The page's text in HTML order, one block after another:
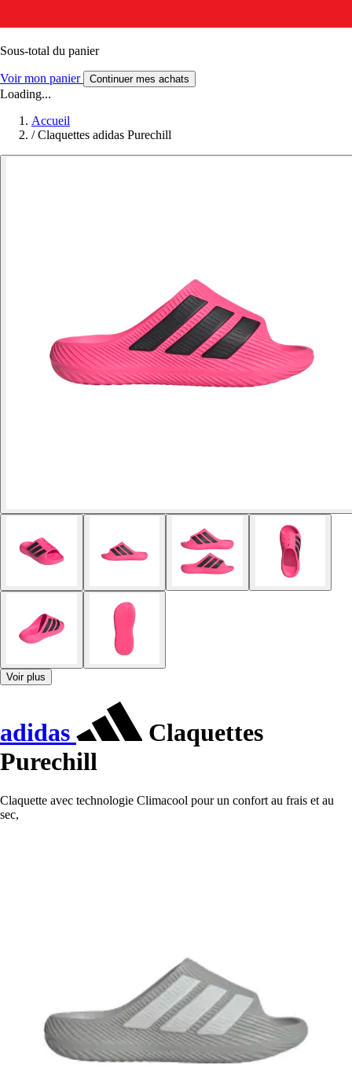
Sous-total du panier
Voir mon panier Continuer mes achats
Loading...
Accueil
/ Claquettes adidas Purechill
Voir plus
adidas
Claquettes
Purechill
Claquette avec technologie Climacool pour un confort au frais et au
sec,